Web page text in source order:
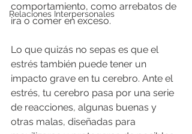
Relaciones Interpersonales
comportamiento, como arrebatos de
ira o comer en exceso.
Lo que quizás no sepas es que el
estrés también puede tener un
impacto grave en tu cerebro. Ante el
estrés, tu cerebro pasa por una serie
de reacciones, algunas buenas y
otras malas, diseñadas para